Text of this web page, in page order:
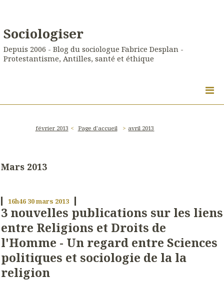
Sociologiser
Depuis 2006 - Blog du sociologue Fabrice Desplan -
Protestantisme, Antilles, santé et éthique
février 2013 Page d'accueil avril 2013
Mars 2013
16h46 30mars 2013
3 nouvelles publications sur les liens
entre Religions et Droits de
l'Homme - Un regard entre Sciences
politiques et sociologie de la la
religion